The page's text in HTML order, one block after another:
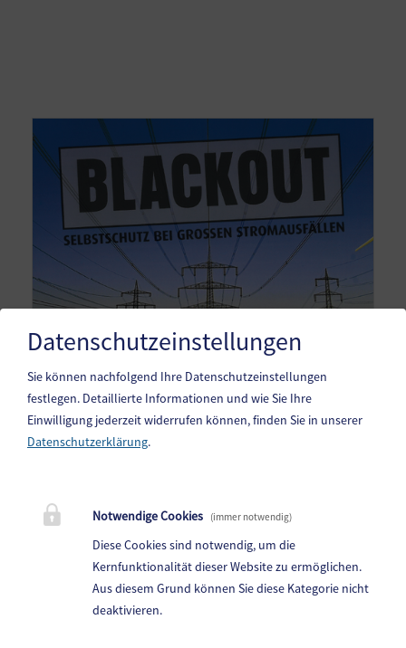
10. Oktoberstr. 1, 9551 Bodensdorf am Ossiacher See
Telefon:
04243 83 83 0
Fax: 04243 83 83 30
E-Mail:steindorf.direktion@ktn.gde.at
Datenschutzeinstellungen
Sie können nachfolgend Ihre Datenschutzeinstellungen
festlegen. Detaillierte Informationen und wie Sie Ihre
Einwilligung jederzeit widerrufen können, finden Sie in unserer
Datenschutzerklärung.
Notwendige Cookies (immer notwendig)
Diese Cookies sind notwendig, um die
Kernfunktionalität dieser Website zu ermöglichen.
Aus diesem Grund können Sie diese Kategorie nicht
deaktivieren.